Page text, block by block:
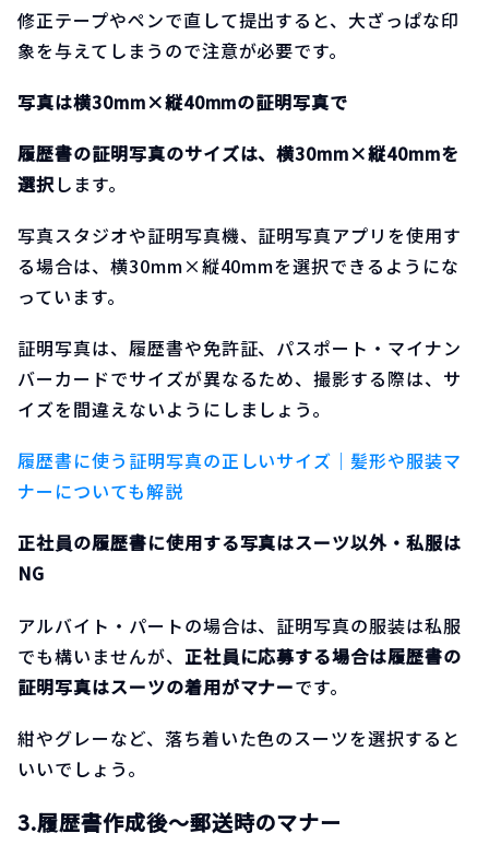
修正テープやペンで直して提出すると、大ざっぱな印
象を与えてしまうので注意が必要です。
写真は横30mm×縦40mmの証明写真で
履歴書の証明写真のサイズは、横30mm×縦40mmを
選択します。
写真スタジオや証明写真機、証明写真アプリを使用す
る場合は、横30mm×縦40mmを選択できるようにな
っています。
証明写真は、履歴書や免許証、パスポート・マイナン
バーカードでサイズが異なるため、撮影する際は、サ
イズを間違えないようにしましょう。
履歴書に使う証明写真の正しいサイズ｜髪形や服装マ
ナーについても解説
正社員の履歴書に使用する写真はスーツ以外・私服は
NG
アルバイト・パートの場合は、証明写真の服装は私服
でも構いませんが、 正社員に応募する場合は履歴書の
証明写真はスーツの着用がマナーです。
紺やグレーなど、落ち着いた色のスーツを選択すると
いいでしょう。
3.履歴書作成後〜郵送時のマナー